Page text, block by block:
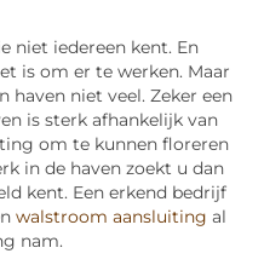
niet iedereen kent. En
is om er te werken. Maar
haven niet veel. Zeker een
is sterk afhankelijk van
om te kunnen floreren
in de haven zoekt u dan
kent. Een erkend bedrijf
walstroom aansluiting al
nam.